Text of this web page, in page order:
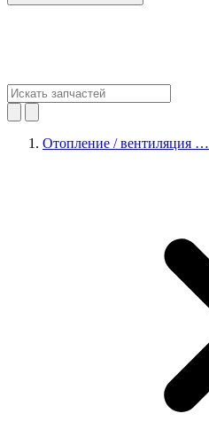
Отопление / вентиляция …